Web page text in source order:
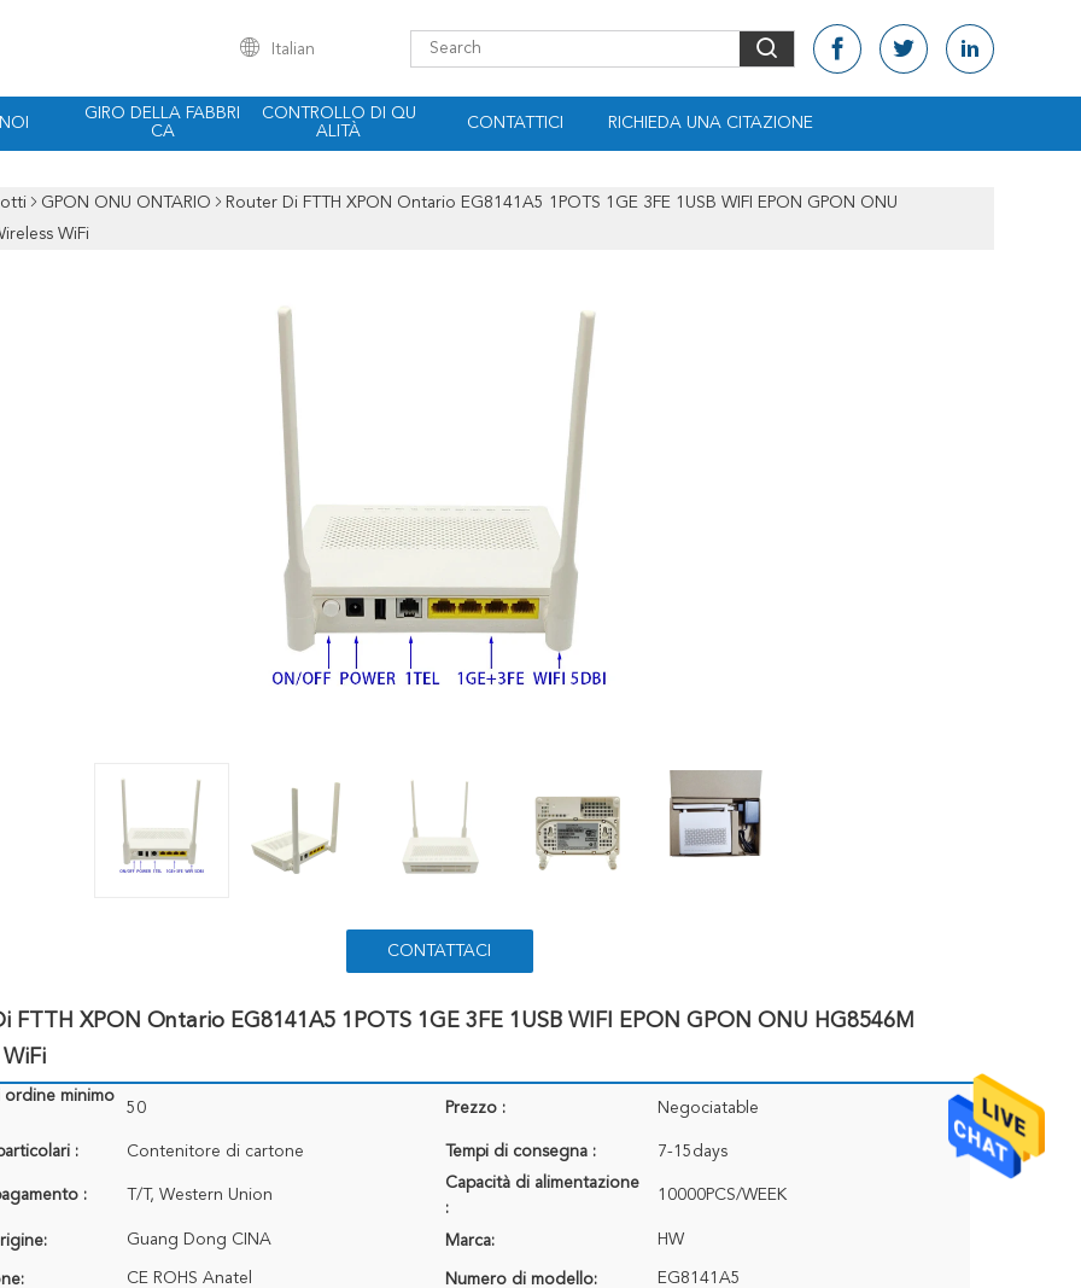
Italian
GIRO DELLA FABBRI
CA
CONTROLLO DI QU
ALITÀ
CONTATTICI RICHIEDA UNA CITAZIONE
GPON ONU ONTARIO
Router Di FTTH XPON Ontario EG8141A5 1POTS 1GE 3FE 1USB WIFI EPON GPON ONU
WiFi
CONTATTACI
FTTH XPON Ontario EG8141A5 1POTS 1GE 3FE 1USB WIFI EPON GPON ONU HG8546M
ordine minimo
50 Prezzo : Negociatable
: Contenitore di cartone Tempi di consegna : 7-15days
: T/T, Western Union
Capacità di alimentazione
:
10000PCS/WEEK
Guang Dong CINA Marca: HW
CE ROHS Anatel Numero di modello: EG8141A5